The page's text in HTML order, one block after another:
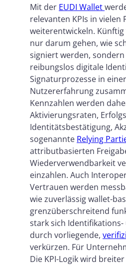
Mit der EUDI Wallet
relevanten KPIs in vielen
weiterentwickeln.
nur darum gehen, wie
signiert werden, sondern
reibungslos digitale
Signaturprozesse in
Nutzererfahrung
Kennzahlen werden
Aktivierungsraten,
Identitätsbestätigung,
sogenannte Relying
attributbasierten
Wiederverwendbarkeit
einzahlen. Auch
Vertrauen werden
wie zuverlässig wallet-
grenzüberschreitend
stark sich
durch vorliegende,
verkürzen. Für
Die KPI-Logik wird